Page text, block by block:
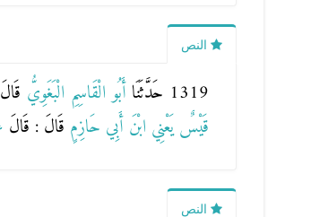
النص
1319 حَدَّثَنَا أَبُو الْقَاسِمِ الْبَغَوِيُّ
قَيْسٌ يَعْنِي ابْنَ أَبِي حَازِمٍ قَالَ : قَالَ
النص